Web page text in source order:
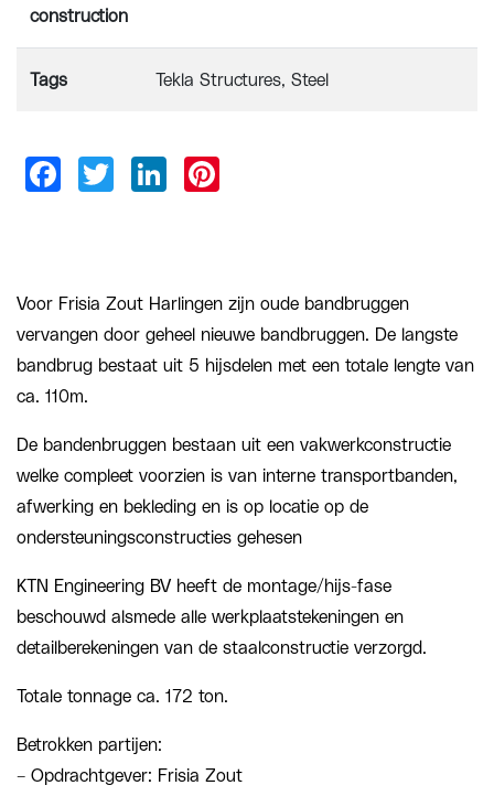
construction
Tags Tekla Structures Steel
Voor Frisia Zout Harlingen zijn oude bandbruggen
vervangen door geheel nieuwe bandbruggen. De langste
bandbrug bestaat uit 5 hijsdelen met een totale lengte van
ca. 110m.
De bandenbruggen bestaan uit een vakwerkconstructie
welke compleet voorzien is van interne transportbanden,
afwerking en bekleding en is op locatie op de
ondersteuningsconstructies gehesen
KTN Engineering BV heeft de montage/hijs-fase
beschouwd alsmede alle werkplaatstekeningen en
detailberekeningen van de staalconstructie verzorgd.
Totale tonnage ca. 172 ton.
Betrokken partijen:
– Opdrachtgever: Frisia Zout